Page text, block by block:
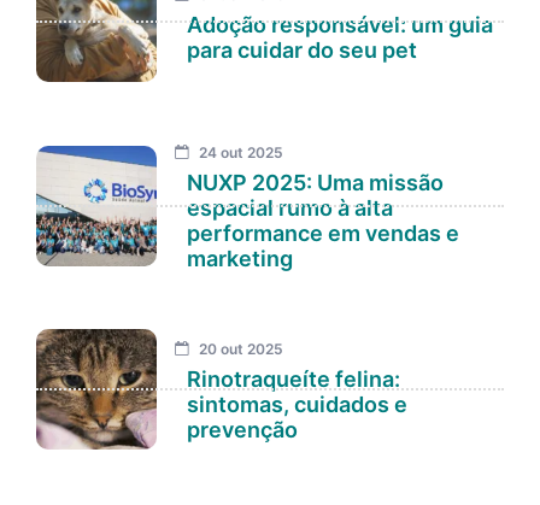
Adoção responsável: um guia
para cuidar do seu pet
24 out 2025
NUXP 2025: Uma missão
espacial rumo à alta
performance em vendas e
marketing
20 out 2025
Rinotraqueíte felina:
sintomas, cuidados e
prevenção